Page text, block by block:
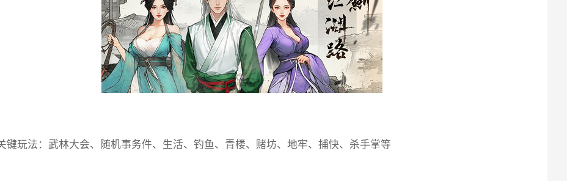
键玩法：武林大会、随机事务件、生活、钓鱼、青楼、赌坊、地牢、捕快、杀手掌等